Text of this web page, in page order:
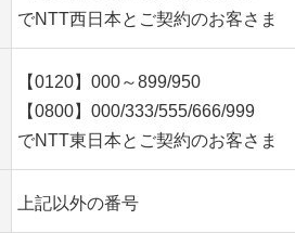
でNTT西日本とご契約のお客さま
【0120】000～899/950
【0800】000/333/555/666/999
でNTT東日本とご契約のお客さま
上記以外の番号